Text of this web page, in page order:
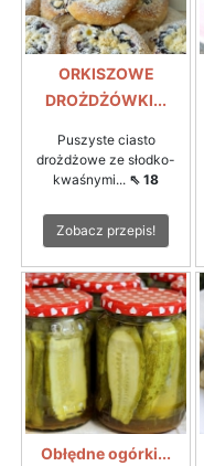
ORKISZOWE
DROŻDŻÓWKI...
Puszyste ciasto
drożdżowe ze słodko-
kwaśnymi... ⇖ 18
Zobacz przepis!
Obłędne ogórki...